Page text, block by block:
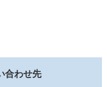
合わせ先